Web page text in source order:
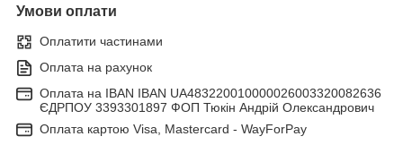
Умови оплати
Оплатити частинами
Оплата на рахунок
Оплата на IBAN IBAN UA483220010000026003320082636
ЄДРПОУ 3393301897 ФОП Тюкін Андрій Олександрович
Оплата картою Visa, Mastercard - WayForPay